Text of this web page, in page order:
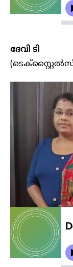
ദേവി ടി
(ടെക്സ്റ്റൈൽസ്